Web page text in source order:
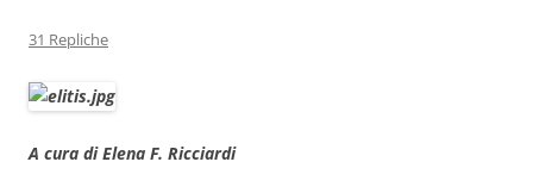
31 Repliche
A cura di Elena F. Ricciardi